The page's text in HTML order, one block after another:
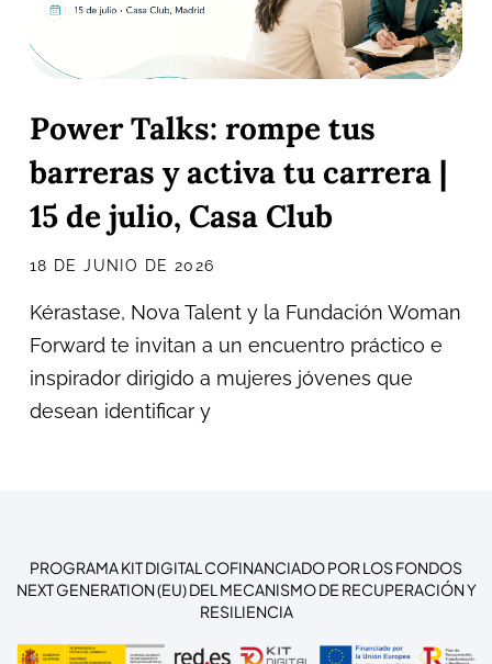
Power Talks: rompe tus
barreras y activa tu carrera |
15 de julio, Casa Club
18 DE JUNIO DE 2026
Kérastase, Nova Talent y la Fundación Woman
Forward te invitan a un encuentro práctico e
inspirador dirigido a mujeres jóvenes que
desean identificar y
PROGRAMA KIT DIGITAL COFINANCIADO POR LOS FONDOS
NEXT GENERATION (EU) DEL MECANISMO DE RECUPERACIÓN Y
RESILIENCIA